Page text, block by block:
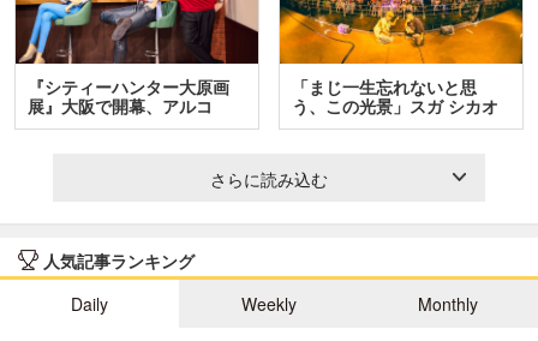
『シティーハンター大原画
展』大阪で開幕、アルコ
＆…
「まじ一生忘れないと思
う、この光景」スガ シカオ
と…
さらに読み込む
人気記事ランキング
Daily
Weekly Monthly